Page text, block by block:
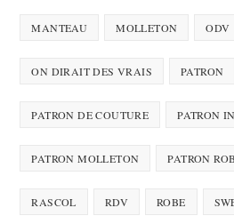
MANTEAU MOLLETON ODV
ON DIRAIT DES VRAIS PATRON
PATRON DE COUTURE PATRON
PATRON MOLLETON PATRON
RASCOL RDV ROBE